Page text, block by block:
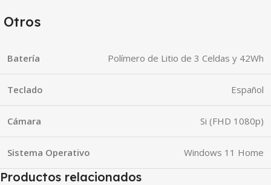
Otros
Batería Polímero de Litio de 3 Celdas y 42Wh
Teclado Español
Cámara Si (FHD 1080p)
Sistema Operativo Windows 11 Home
Productos relacionados